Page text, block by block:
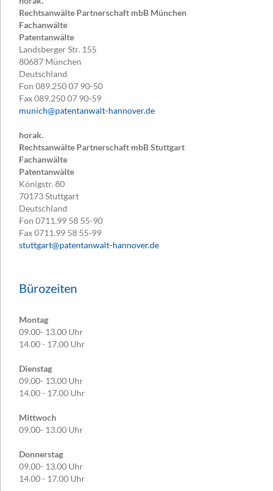
Rechtsanwälte Partnerschaft mbB München
Fachanwälte
Patentanwälte
Landsberger Str. 155
80687 München
Deutschland
Fon 089.250 07 90-50
Fax089.250 07 90-59
munich@patentanwalt-hannover.de
horak.
Rechtsanwälte Partnerschaft mbB Stuttgart
Fachanwälte
Patentanwälte
Königstr. 80
70173Stuttgart
Deutschland
Fon 0711.99 58 55-90
Fax0711.99 58 55-99
stuttgart@patentanwalt-hannover.de
Bürozeiten
Montag
09.00- 13.00 Uhr
14.00 - 17.00 Uhr
Dienstag
09.00- 13.00 Uhr
14.00 - 17.00 Uhr
Mittwoch
09.00- 13.00 Uhr
Donnerstag
09.00- 13.00 Uhr
14.00 - 17.00 Uhr